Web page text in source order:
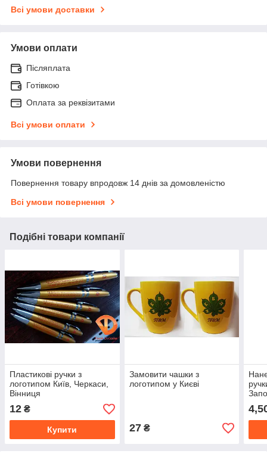
Всі умови доставки
Умови оплати
Післяплата
Готівкою
Оплата за реквізитами
Всі умови оплати
Умови повернення
Повернення товару впродовж 14 днів за домовленістю
Всі умови повернення
Подібні товари компанії
Пластикові ручки з
логотипом Київ, Черкаси,
Вінниця
12 ₴
Купити
Замовити чашки з
логотипом у Києві
27₴